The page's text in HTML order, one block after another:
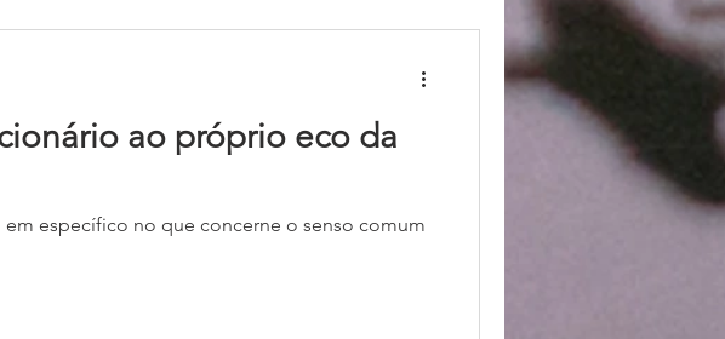
ao próprio eco da
em específico no que concerne o senso comum